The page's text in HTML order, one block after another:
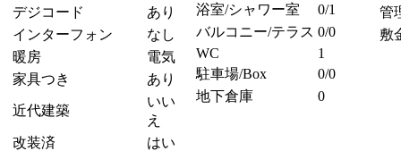
デジコード
あり
インターフォン
なし
暖房
電気
家具つき
あり
近代建築
いい
え
改装済
はい
浴室/シャワー室
0/1
バルコニー/テラス 0/0
WC
1
駐車場/Box
0/0
地下倉庫
0
管
敷